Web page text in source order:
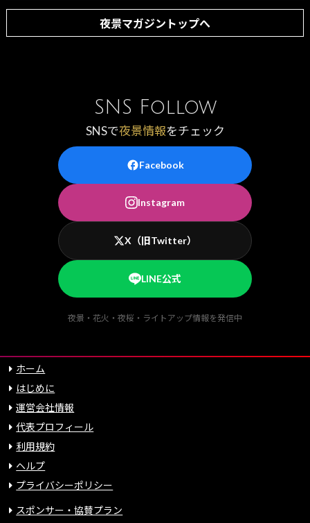
夜景マガジントップへ
SNS Follow
SNSで夜景情報をチェック
Facebook
Instagram
X（旧Twitter）
LINE公式
夜景・花火・夜桜・ライトアップ情報を発信中
ホーム
はじめに
運営会社情報
代表プロフィール
利用規約
ヘルプ
プライバシーポリシー
スポンサー・協賛プラン